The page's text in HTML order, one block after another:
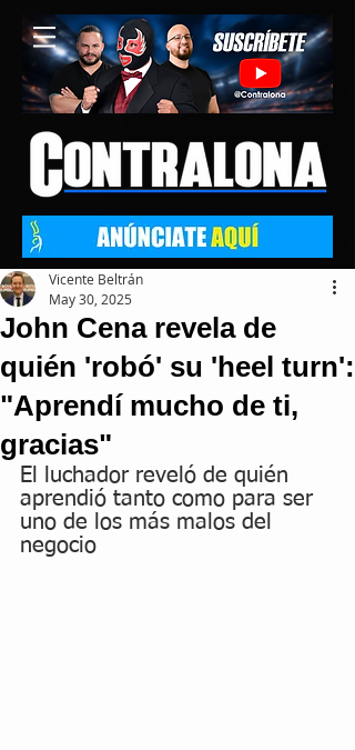
John Cena revela de
quién 'robó' su 'heel turn':
"Aprendí mucho de ti,
gracias"
Vicente Beltrán
May 30, 2025
El luchador reveló de quién
aprendió tanto como para ser
uno de los más malos del
negocio